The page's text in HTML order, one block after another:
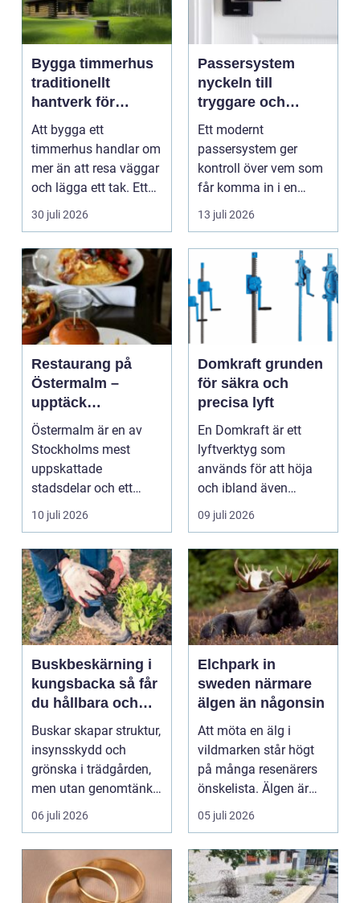
Bygga timmerhus
traditionellt
hantverk för
moderna behov
Att bygga ett
timmerhus handlar om
mer än att resa väggar
och lägga ett tak. Ett
timmerhus är ett lå...
30 juli 2026
Passersystem
nyckeln till
tryggare och
smidigare tillträde
Ett modernt
passersystem ger
kontroll över vem som
får komma in i en
byggnad, när de får
komma in oc...
13 juli 2026
Restaurang på
Östermalm –
upptäck
matupplevelser i
en av Stockholms
mest attraktiva
stadsdelar
Östermalm är en av
Stockholms mest
uppskattade
stadsdelar och ett
självklart val f&ou...
10 juli 2026
Domkraft grunden
för säkra och
precisa lyft
En Domkraft är ett
lyftverktyg som
används för att höja
och ibland även
positionera tunga
objekt, so...
09 juli 2026
Buskbeskärning i
kungsbacka så får
du hållbara och
vackra buskar året
runt
Buskar skapar struktur,
insynsskydd och
grönska i trädgården,
men utan genomtänkt
beskärning blir de...
06 juli 2026
Elchpark in
sweden närmare
älgen än någonsin
Att möta en älg i
vildmarken står högt
på många resenärers
önskelista. Älgen är
Skandinaviens ikonis...
05 juli 2026